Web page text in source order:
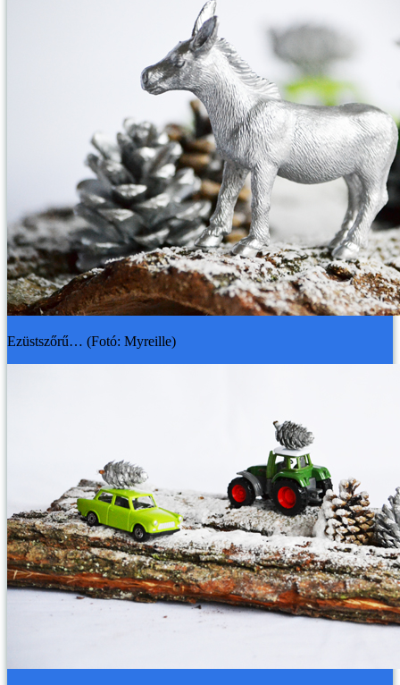
Ezüstszőrű… (Fotó: Myreille)